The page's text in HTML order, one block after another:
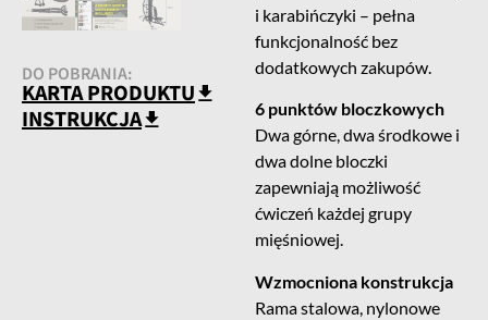
DO POBRANIA:
KARTA PRODUKTU
INSTRUKCJA
i karabińczyki – pełna
funkcjonalność bez
dodatkowych zakupów.
6 punktów bloczkowych
Dwa górne, dwa środkowe i
dwa dolne bloczki
zapewniają możliwość
ćwiczeń każdej grupy
mięśniowej.
Wzmocniona konstrukcja
Rama stalowa, nylonowe